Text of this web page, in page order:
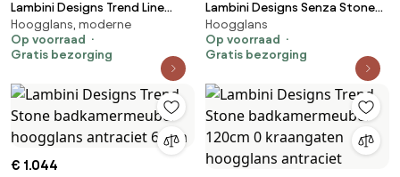
Lambini Designs Trend Line
badkamermeubel 100cm 1
kraangat hoogglans antraciet
Hoogglans, moderne
Op voorraad
Gratis bezorging
Lambini Designs Senza Stone
badkamermeubel hoogglans
wit 100cm, 2 kraangaten
Hoogglans
Op voorraad
Gratis bezorging
€ 1.044